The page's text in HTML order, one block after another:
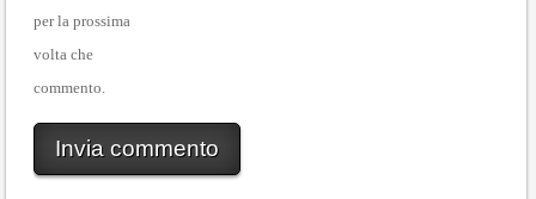
per la prossima
volta che
commento.